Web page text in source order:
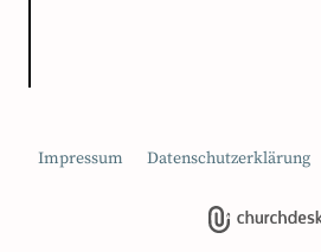
Impressum Datenschutzerklärung